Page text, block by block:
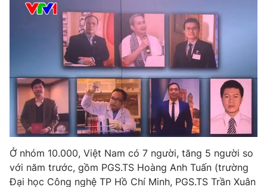
Phim VTV
Khán giả
Giải sao mai
Âm nhạc
Sao
Du lịch
Làm đẹp
Chất lượng cuộc sống
Giáo dục
Tuyển sinh
Công nghệ
Hitech Công nghệ tương lai
Sản phẩm
Giao lưu trực tuyến
Ở nhóm 10.000, Việt Nam có 7 người, tăng 5 người so
với năm trước, gồm PGS.TS Hoàng Anh Tuấn (trường
Đại học Công nghệ TP Hồ Chí Minh, PGS.TS Trần Xuân